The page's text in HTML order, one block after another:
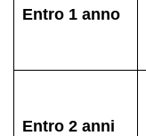
Entro 1 anno
Entro 2 anni